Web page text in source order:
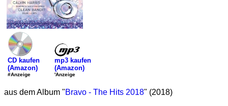
CD kaufen
(Amazon)
#Anzeige
mp3 kaufen
(Amazon)
'Anzeige
aus dem Album "Bravo - The Hits 2018" (2018)